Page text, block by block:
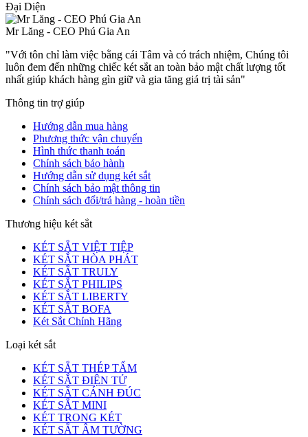
Đại Diện
Mr Lăng - CEO Phú Gia An
"Với tôn chỉ làm việc bằng cái Tâm và có trách nhiệm, Chúng tôi
luôn đem đến những chiếc két sắt an toàn bảo mật chất lượng tốt
nhất giúp khách hàng gìn giữ và gia tăng giá trị tài sản"
Thông tin trợ giúp
Hướng dẫn mua hàng
Phương thức vận chuyển
Hình thức thanh toán
Chính sách bảo hành
Hướng dẫn sử dụng két sắt
Chính sách bảo mật thông tin
Chính sách đổi/trả hàng - hoàn tiền
Thương hiệu két sắt
KÉT SẮT VIỆT TIỆP
KÉT SẮT HÒA PHÁT
KÉT SẮT TRULY
KÉT SẮT PHILIPS
KÉT SẮT LIBERTY
KÉT SẮT BOFA
Két Sắt Chính Hãng
Loại két sắt
KÉT SẮT THÉP TẤM
KÉT SẮT ĐIỆN TỬ
KÉT SẮT CÁNH ĐÚC
KÉT SẮT MINI
KÉT TRONG KÉT
KÉT SẮT ÂM TƯỜNG